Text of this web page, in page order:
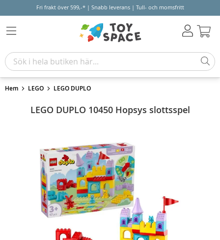
Fri frakt över 599,-* | Snabb leverans | Tull- och momsfritt
Hem LEGO LEGO DUPLO
LEGO DUPLO 10450 Hopsys slottsspel